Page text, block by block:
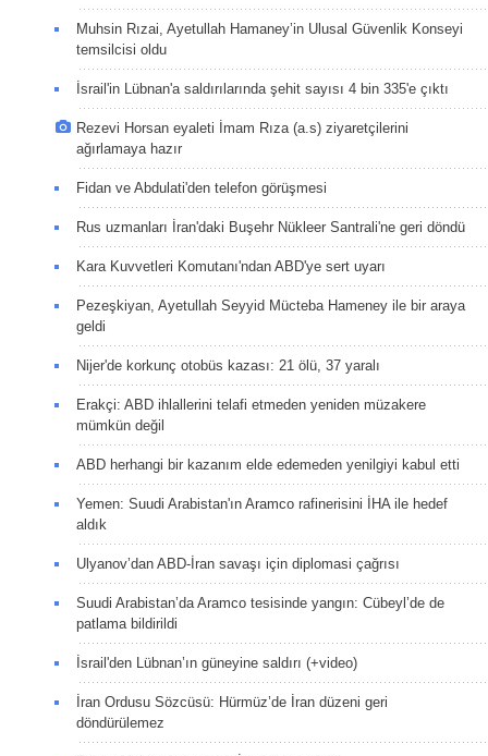
Muhsin Rızai, Ayetullah Hamaney’in Ulusal Güvenlik Konseyi
temsilcisi oldu
İsrail'in Lübnan'a saldırılarında şehit sayısı 4 bin 335'e çıktı
Rezevi Horsan eyaleti İmam Rıza (a.s) ziyaretçilerini
ağırlamaya hazır
Fidan ve Abdulati'den telefon görüşmesi
Rus uzmanları İran'daki Buşehr Nükleer Santrali'ne geri döndü
Kara Kuvvetleri Komutanı'ndan ABD'ye sert uyarı
Pezeşkiyan, Ayetullah Seyyid Mücteba Hameney ile bir araya
geldi
Nijer'de korkunç otobüs kazası: 21 ölü, 37 yaralı
Erakçi: ABD ihlallerini telafi etmeden yeniden müzakere
mümkün değil
ABD herhangi bir kazanım elde edemeden yenilgiyi kabul etti
Yemen: Suudi Arabistan'ın Aramco rafinerisini İHA ile hedef
aldık
Ulyanov’dan ABD-İran savaşı için diplomasi çağrısı
Suudi Arabistan’da Aramco tesisinde yangın: Cübeyl’de de
patlama bildirildi
İsrail'den Lübnan’ın güneyine saldırı (+video)
İran Ordusu Sözcüsü: Hürmüz’de İran düzeni geri
döndürülemez